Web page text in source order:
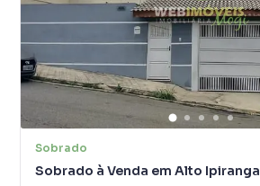
Sobrado
Sobrado à Venda em Alto Ipiranga